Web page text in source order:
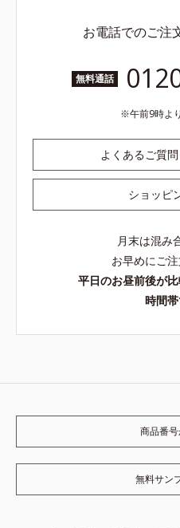
お電話でのご注
無料通話
午前9時よ
よくあるご質
ショッピ
月末は混み
お早めにご注
平日のお昼前後が
時間帯
商品番
無料サン